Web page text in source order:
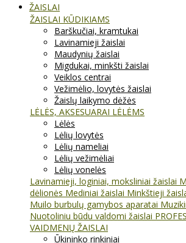
ŽAISLAI
ŽAISLAI KŪDIKIAMS
Barškučiai, kramtukai
Lavinamieji žaislai
Maudynių žaislai
Migdukai, minkšti žaislai
Veiklos centrai
Vežimėlio, lovytės žaislai
Žaislų laikymo dėžės
LĖLĖS, AKSESUARAI LĖLĖMS
Lėlės
Lėlių lovytės
Lėlių nameliai
Lėlių vežimėliai
Lėlių vonelės
Lavinamieji, loginiai, moksliniai žaislai
dėlionės Mediniai žaislai Minkštieji
Muilo burbulų gamybos aparatai
Nuotoliniu būdu valdomi žaislai
VAIDMENŲ ŽAISLAI
Ūkininko rinkiniai